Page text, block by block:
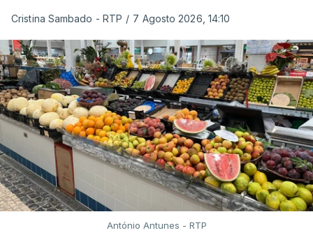
Cristina Sambado - RTP / 7 Agosto 2026, 14:10
António Antunes - RTP